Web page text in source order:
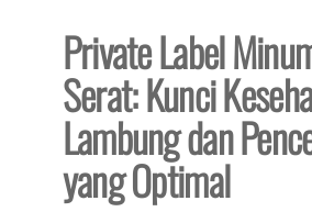
Private Label
Serat: Kunci
Lambung dan
yang Optimal